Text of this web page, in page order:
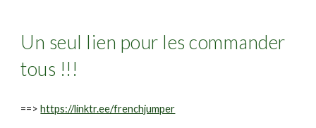
Un seul lien pour les commander
tous !!!
==>https://linktr.ee/frenchjumper